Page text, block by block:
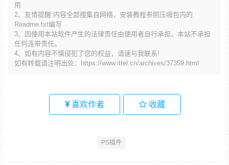
用
2、友情提醒:内容全部搜集自网络，安装教程参照压缩包内的
Readme.txt编写
3、因使用本站软件产生的法律责任由使用者自行承担，本站不承担
任何连带责任。
4、如有内容不慎侵犯了您的权益，请速与我联系!
如有转载请注明出处：
https://www.ittel.cn/archives/37359.html
喜欢作者 收藏
PS插件